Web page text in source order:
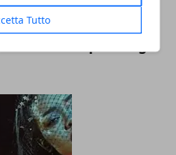
Tutto
cinema l'ultimo